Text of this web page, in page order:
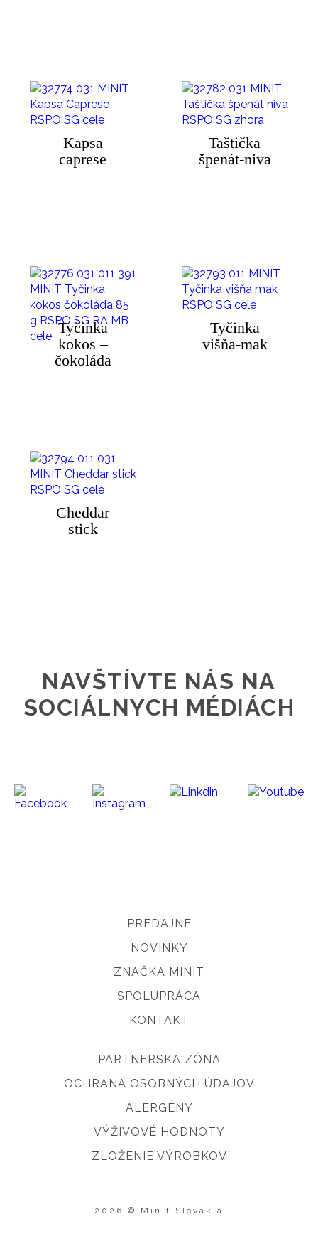
Kapsa
caprese
Taštička
špenát-niva
Tyčinka
kokos –
čokoláda
Tyčinka
višňa-mak
Cheddar
stick
NAVŠTÍVTE NÁS NA
SOCIÁLNYCH MÉDIÁCH
PREDAJNE
NOVINKY
ZNAČKA MINIT
SPOLUPRÁCA
KONTAKT
PARTNERSKÁ ZÓNA
OCHRANA OSOBNÝCH ÚDAJOV
ALERGÉNY
VÝŽIVOVÉ HODNOTY
ZLOŽENIE VÝROBKOV
2026 © Minit Slovakia